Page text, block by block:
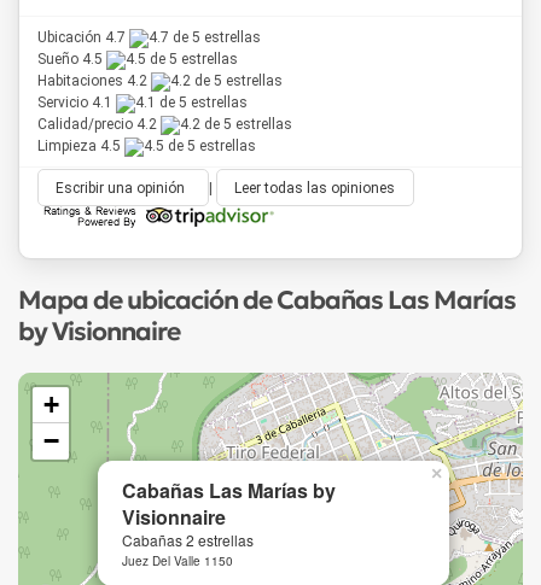
Ubicación 4.7
Sueño 4.5
Habitaciones 4.2
Servicio 4.1
Calidad/precio 4.2
Limpieza 4.5
Escribir una opinión Leer todas las opiniones
Mapa de ubicación de Cabañas Las Marías
by Visionnaire
Cabañas Las Marías by
Visionnaire
Cabañas 2 estrellas
Juez Del Valle 1150
×
+
−